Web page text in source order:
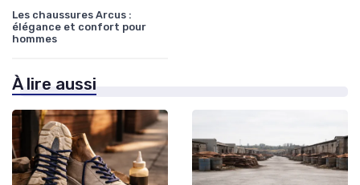
Les chaussures Arcus :
élégance et confort pour
hommes
À lire aussi